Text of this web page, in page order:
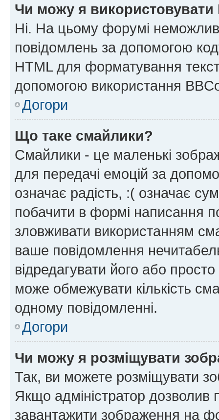
Чи можу я використовувати
Ні. На цьому форумі
повідомлень за допомогою
HTML для форматування
допомогою використання
Догори
Що таке смайлики?
Смайлики - це маленькі
для передачі емоцій за
означає радість, :( означає
побачити в формі написання
зловживати використанням
ваше повідомлення
відредагувати його або
може обмежувати кількість
одному повідомленні.
Догори
Чи можу я розміщувати
Так, ви можете розміщувати
Якщо адміністратор
завантажити зображення на